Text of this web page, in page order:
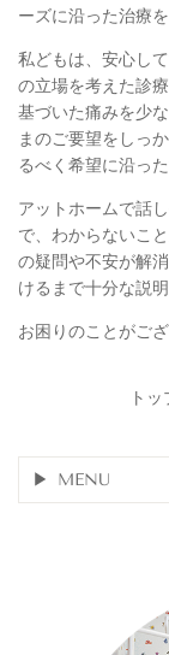
ーズに沿った治療
私どもは、安心し
の立場を考えた診
基づいた痛みを少
まのご要望をしっ
るべく希望に沿っ
アットホームで話
で、わからないこ
の疑問や不安が解
けるまで十分な説明
お困りのことがご
ト
MENU